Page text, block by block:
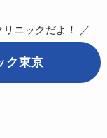
ニックだよ！ ／
ク東京